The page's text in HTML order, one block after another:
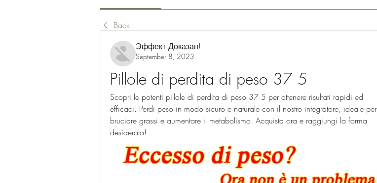
Back
Эффект Доказан!
September 8, 2023
Pillole di perdita di peso 37 5
Scopri le potenti pillole di perdita di peso 37 5 per ottenere risultati rapidi ed
efficaci. Perdi peso in modo sicuro e naturale con il nostro integratore, ideale per
bruciare grassi e aumentare il metabolismo. Acquista ora e raggiungi la forma
desiderata!